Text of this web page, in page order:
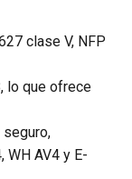
clase V, NFP
lo que ofrece
seguro,
AV4 y E-